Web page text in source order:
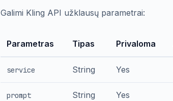
Galimi Kling API užklausų parametrai:
Parametras Tipas Privaloma
service String Yes
prompt String Yes